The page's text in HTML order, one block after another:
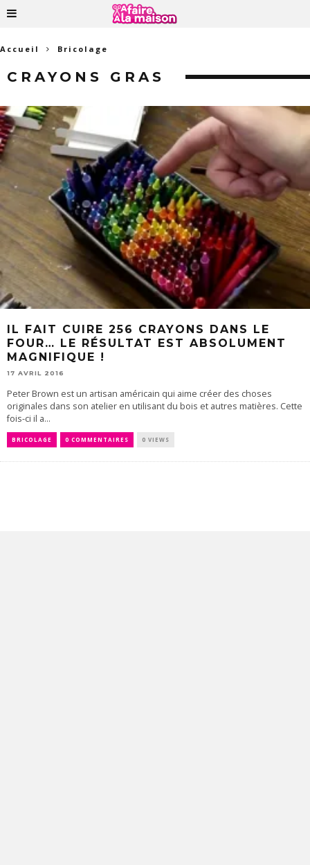
Accueil Bricolage
CRAYONS GRAS
IL FAIT CUIRE 256 CRAYONS DANS LE
FOUR… LE RÉSULTAT EST ABSOLUMENT
MAGNIFIQUE !
17 AVRIL 2016
Peter Brown est un artisan américain qui aime créer des choses
originales dans son atelier en utilisant du bois et autres matières. Cette
fois-ci il a...
BRICOLAGE 0 COMMENTAIRES 0 VIEWS